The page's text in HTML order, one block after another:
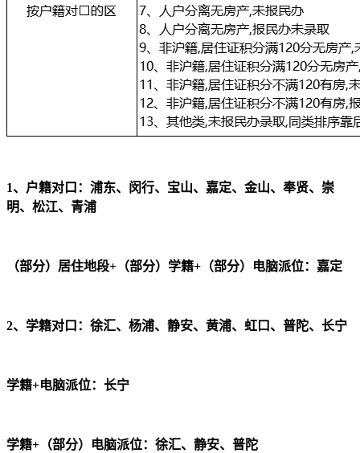
1、户籍对口：浦东、闵行、宝山、嘉定、金山、奉贤、崇
明、松江、青浦
（部分）居住地段+（部分）学籍+（部分）电脑派位：嘉定
2、学籍对口：徐汇、杨浦、静安、黄浦、虹口、普陀、长宁
学籍+电脑派位：长宁
学籍+（部分）电脑派位：徐汇、静安、普陀